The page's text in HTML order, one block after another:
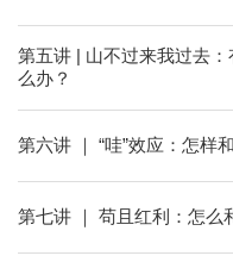
第五讲 | 山不过来我过去
么办？
第六讲 ｜ “哇”效应：怎样
第七讲 ｜ 苟且红利：怎么